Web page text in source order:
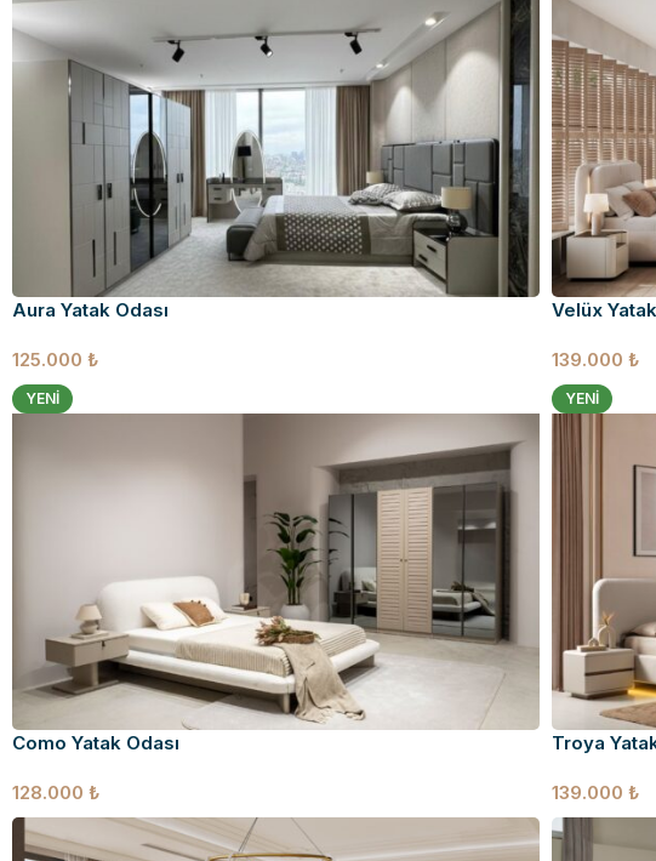
Aura Yatak Odası
125.000 ₺
Velüx
139.000 ₺
YENI
Como Yatak Odası
128.000 ₺
YENI
Troya
139.000 ₺